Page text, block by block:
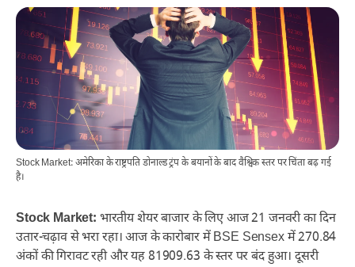
Stock Market: अमेरिका के राष्ट्रपति डोनाल्ड ट्रंप के बयानों के बाद वैश्विक स्तर पर चिंता बढ़ गई
है।
Stock Market: भारतीय शेयर बाजार के लिए आज 21 जनवरी का दिन
उतार-चढ़ाव से भरा रहा। आज के कारोबार में BSE Sensex में 270.84
अंकों की गिरावट रही और यह 81909.63 के स्तर पर बंद हुआ। दूसरी